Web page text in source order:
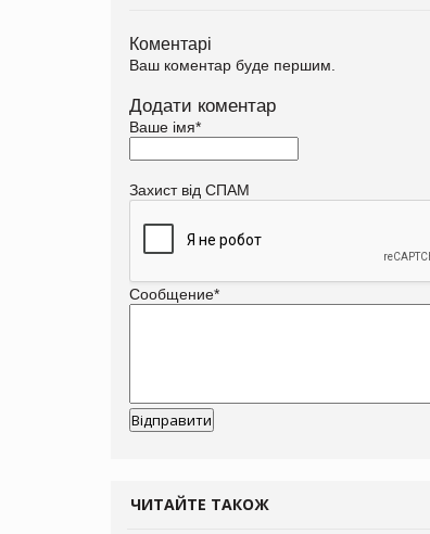
Коментарі
Ваш коментар буде першим.
Додати коментар
Ваше імя*
Захист від СПАМ
Сообщение*
ЧИТАЙТЕ ТАКОЖ